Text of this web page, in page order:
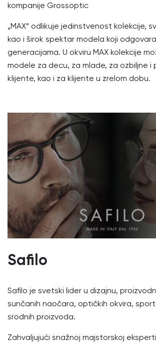
kompanije Grossoptic
„MAX“ odlikuje jedinstvenost kolekcije,
kao i širok spektar modela koji
generacijama. U okviru MAX kolekcije
modele za decu, za mlade, za ozbiljne i
klijente, kao i za klijente u zrelom dobu.
Safilo
Safilo je svetski lider u dizajnu,
sunčanih naočara, optičkih okvira,
srodnih proizvoda.
Zahvaljujući snažnoj majstorskoj